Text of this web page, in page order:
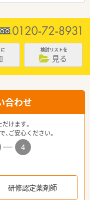
検討リストを
見る
合わせ
けます。
ご安心ください。
4
研修認定薬剤師